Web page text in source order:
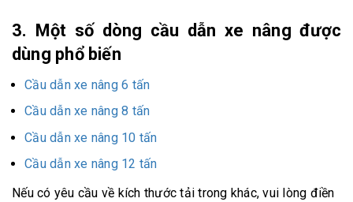
3. Một số dòng cầu dẫn xe nâng được
dùng phổ biến
Cầu dẫn xe nâng 6 tấn
Cầu dẫn xe nâng 8 tấn
Cầu dẫn xe nâng 10 tấn
Cầu dẫn xe nâng 12 tấn
Nếu có yêu cầu về kích thước tải trong khác, vui lòng điền